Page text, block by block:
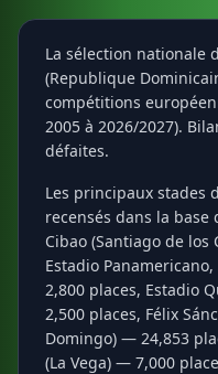
La sélection nationale
(Republique
compétitions
2005 à 2026/2027).
défaites.
Les principaux stades
recensés dans la base
Cibao (Santiago de
Estadio
2,800 places, Estadio
2,500 places, Félix
Domingo) — 24,853
(La Vega) — 7,000